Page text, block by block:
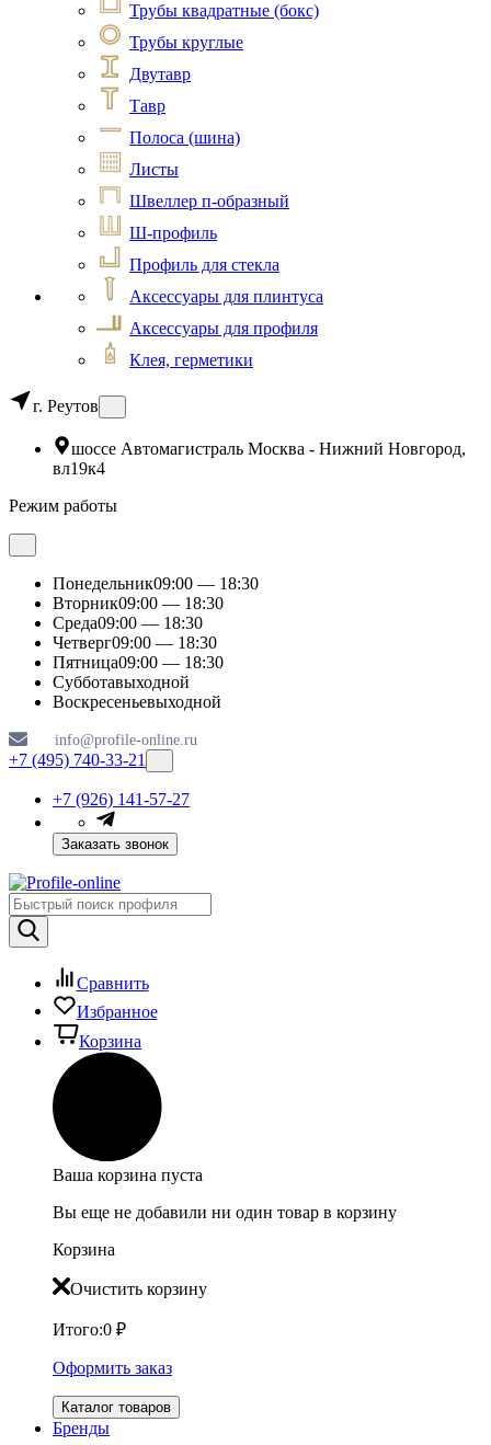
Трубы квадратные (бокс)
Трубы круглые
Двутавр
Тавр
Полоса (шина)
Листы
Швеллер п-образный
Ш-профиль
Профиль для стекла
Аксессуары для плинтуса
Аксессуары для профиля
Клея, герметики
г. Реутов
шоссе Автомагистраль Москва - Нижний Новгород,
вл19к4
Режим работы
Понедельник09:00 — 18:30
Вторник09:00 — 18:30
Среда09:00 — 18:30
Четверг09:00 — 18:30
Пятница09:00 — 18:30
Субботавыходной
Воскресеньевыходной
info@profile-online.ru
+7 (495) 740-33-21
+7 (926) 141-57-27
Заказать звонок
Сравнить
Избранное
Корзина
Ваша корзина пуста
Вы еще не добавили ни один товар в корзину
Корзина
Очистить корзину
Итого:0 ₽
Оформить заказ
Каталог товаров
Бренды